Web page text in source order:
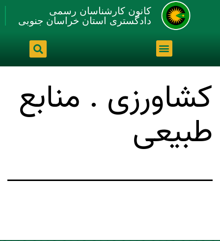
کانون کارشناسان رسمی
دادگستری استان خراسان جنوبی
کشاورزی . منابع
طبیعی